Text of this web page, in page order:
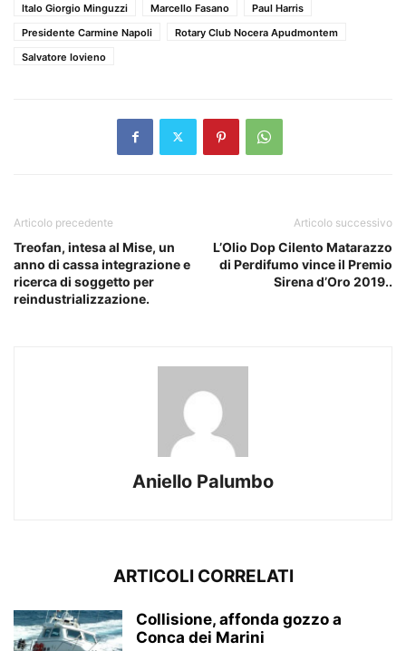
Italo Giorgio Minguzzi
Marcello Fasano
Paul Harris
Presidente Carmine Napoli
Rotary Club Nocera Apudmontem
Salvatore Iovieno
Articolo precedente
Treofan, intesa al Mise, un
anno di cassa integrazione e
ricerca di soggetto per
reindustrializzazione.
Articolo successivo
L’Olio Dop Cilento Matarazzo
di Perdifumo vince il Premio
Sirena d’Oro 2019..
Aniello Palumbo
ARTICOLI CORRELATI
Collisione, affonda gozzo a
Conca dei Marini